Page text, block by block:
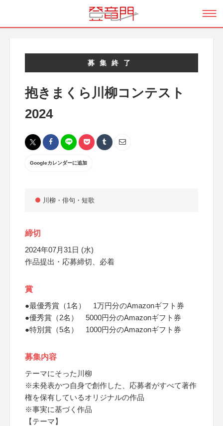
募集終了
抱きまくら川柳コンテスト
2024
Googleカレンダーに追加
川柳・俳句・短歌
締切
2024年07月31日 (水)
作品提出・応募締切、必着
賞
●最優秀賞（1名） 1万円分のAmazonギフト券
●優秀賞（2名） 5000円分のAmazonギフト券
●特別賞（5名） 1000円分のAmazonギフト券
募集内容
テーマにそった川柳
※未発表かつ自身で創作した、応募者がすべて著作
権を保有しているオリジナルの作品
※事実に基づく作品
【テーマ】